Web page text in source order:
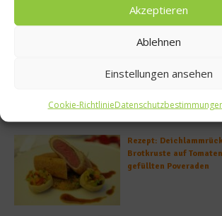
Akzeptieren
Ablehnen
Einstellungen ansehen
Cookie-Richtlinie
Meistgelesen
Rezept:
Brotkruste auf
gefüllten Poveraden